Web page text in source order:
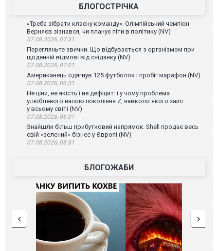
БЛОГОСТРІЧКА
«Треба зібрати класну команду». Олімпійський чемпіон
Верняєв зізнався, чи планує піти в політику (NV)
07.08.2026, 07:31
Перегляньте звички. Що відбувається з організмом при
щоденній відмові від сніданку (NV)
07.08.2026, 07:01
Американець одягнув 125 футболок і пробіг марафон (NV)
07.08.2026, 06:31
Не ціни, не якість і не дефіцит: і у чому проблема
улюбленого напою покоління Z, навколо якого хайп
у всьому світі (NV)
07.08.2026, 06:01
Знайшли більш прибутковий напрямок. Shell продає весь
свій «зелений» бізнес у Європі (NV)
07.08.2026, 05:31
БЛОГОЖАБИ